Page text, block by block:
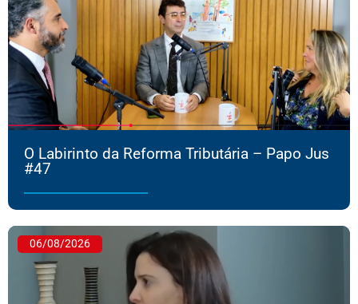
O Labirinto da Reforma Tributária – Papo Jus
#47
06/08/2026